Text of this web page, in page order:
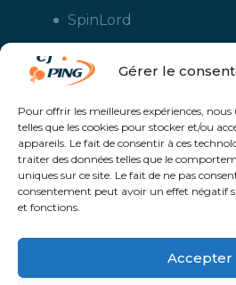
Gérer le
Pour offrir les meilleures expériences,
telles que les cookies pour stocker et/ou
appareils. Le fait de consentir à ces
traiter des données telles que le
uniques sur ce site. Le fait de ne pas
consentement peut avoir un effet négatif
et fonctions.
Accepter
SpinLord
Tuttle
Xiom
Yasaka